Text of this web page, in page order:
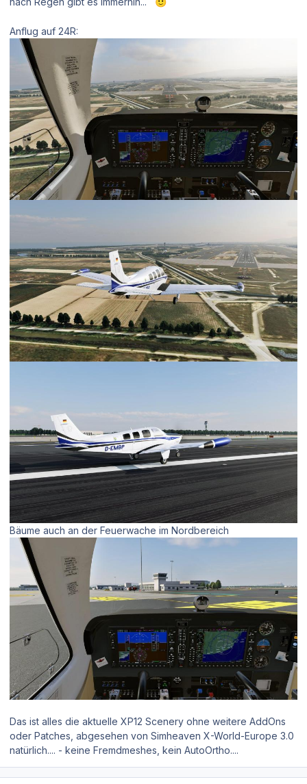
Anflug auf 24R:
Bäume auch an der Feuerwache im Nordbereich
Das ist alles die aktuelle XP12 Scenery ohne weitere AddOns
oder Patches, abgesehen von Simheaven X-World-Europe 3.0
natürlich.... - keine Fremdmeshes, kein AutoOrtho....